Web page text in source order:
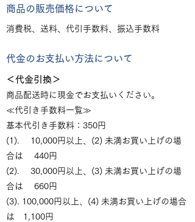
商品の販売価格について
消費税、送料、代引手数料、振込手数料
代金のお支払い方法について
＜代金引換＞
商品配送時に現金でお支払いください。
≪代引き手数料一覧≫
基本代引き手数料：350円
(1). 10,000円以上、(2) 未満お買い上げの場
合は 440円
(2). 30,000円以上、(3) 未満お買い上げの場
合は 660円
(3). 100,000円以上、(4) 未満お買い上げの場合
は 1,100円